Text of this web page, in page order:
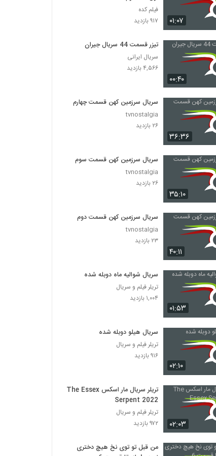
۰۱:۰۷
فیلم کده
۹۱۷ بازدید
۰۰:۴۰
تیزر قسمت 44 سریال جیران
سریال ایرانی
۴,۵۶۶ بازدید
۳۶:۳۶
سریال سرزمین کهن قسمت چهارم
tvnostalgia
۲۶ بازدید
۳۵:۱۰
سریال سرزمین کهن قسمت سوم
tvnostalgia
۲۶ بازدید
۴۰:۱۱
سریال سرزمین کهن قسمت دوم
tvnostalgia
۲۳ بازدید
۰۱:۵۳
سریال شوالیه ماه دوبله شده
تریلر فیلم و سریال
۱,۰۰۴ بازدید
۰۲:۱۰
سریال هیلو دوبله شده
تریلر فیلم و سریال
۹۱۶ بازدید
۰۲:۰۳
تریلر سریال مار اسکس The Essex
Serpent 2022
تریلر فیلم و سریال
۹۷۲ بازدید
من قبل تو توی نخ هیچ دختری